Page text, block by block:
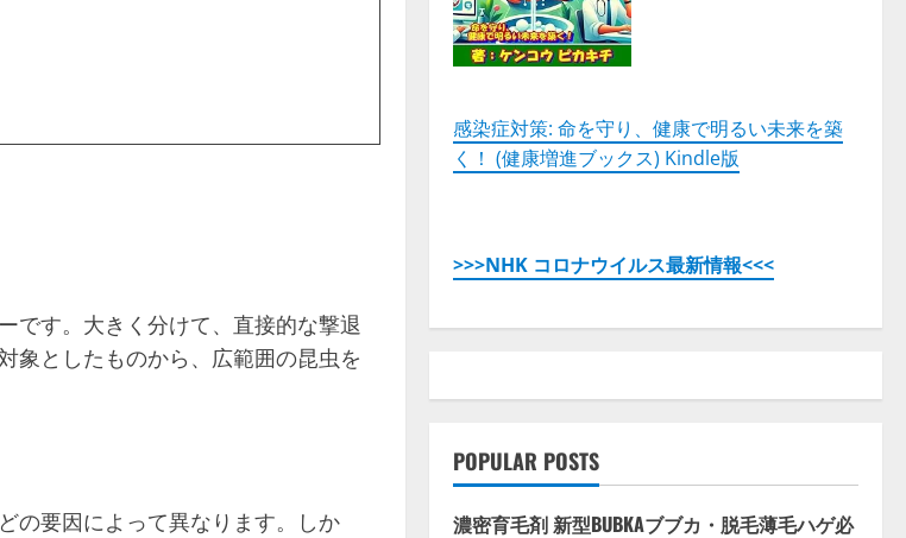
です。大きく分けて、直接的な撃退
象としたものから、広範囲の昆虫を
の要因によって異なります。しか
感染症対策: 命を守り、健康で明るい未来を築
く！ (健康増進ブックス) Kindle版
>>>NHK コロナウイルス最新情報<<<
POPULAR POSTS
濃密育毛剤 新型BUBKAブブカ・脱毛薄毛ハゲ必